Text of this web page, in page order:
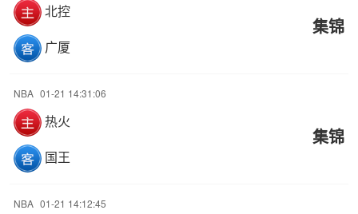
北控
广厦
集锦
NBA 01-21 14:31:06
热火
国王
集锦
NBA 01-21 14:12:45